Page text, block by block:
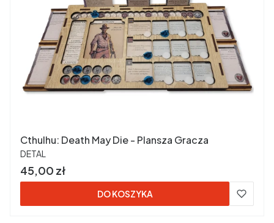
Cthulhu: Death May Die - Plansza Gracza
PRODUCENT
DETAL
Cena
45,00 zł
DO KOSZYKA